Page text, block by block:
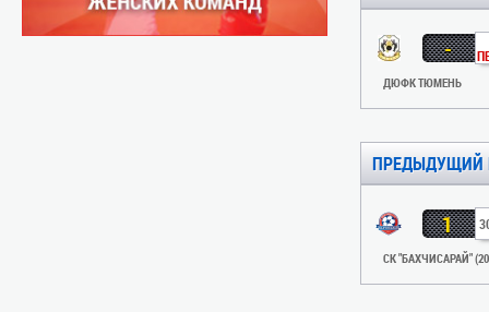
-
ДЮФК ТЮМЕНЬ
ПРЕДЫДУЩИЙ
1
СК "БАХЧИСАРАЙ"